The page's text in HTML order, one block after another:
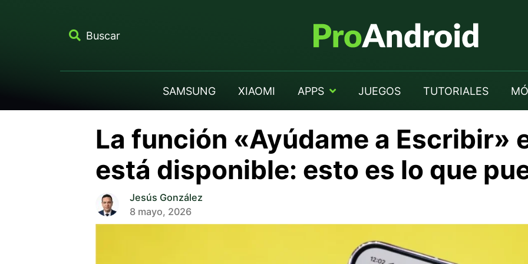
Buscar
SAMSUNG XIAOMI APPS JUEGOS TUTORIALES
La función «Ayúdame a Escribir»
está disponible: esto es lo que
Jesús González
8 mayo, 2026